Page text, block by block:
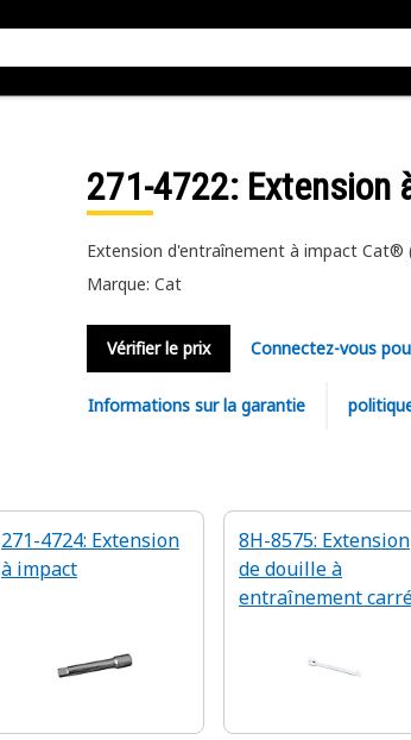
271-4722: Extension
Extension d'entraînement à impact Cat®
Marque: Cat
Vérifier le prix Connectez-vous
Informations sur la garantie
271-4724: Extension
à impact
8H-8575: Extension
de douille à
entraînement